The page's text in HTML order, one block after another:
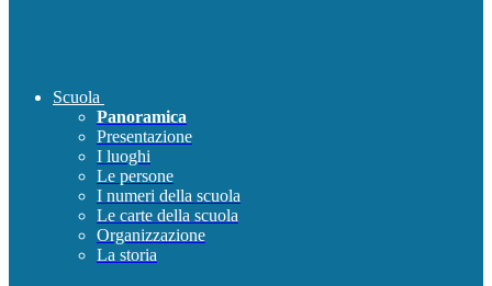
Scuola
Panoramica
Presentazione
I luoghi
Le persone
I numeri della scuola
Le carte della scuola
Organizzazione
La storia